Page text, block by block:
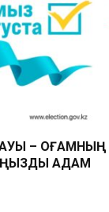
–
ҚАДАМ